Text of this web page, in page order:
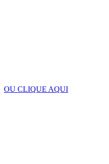
OU CLIQUE AQUI